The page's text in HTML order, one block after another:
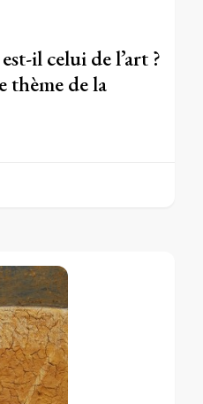
il celui de l’art ?
thème de la